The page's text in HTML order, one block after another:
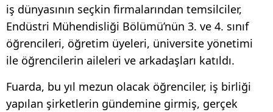
iş dünyasının seçkin firmalarından temsilciler,
Endüstri Mühendisliği Bölümü’nün 3. ve 4. sınıf
öğrencileri, öğretim üyeleri, üniversite yönetimi
ile öğrencilerin aileleri ve arkadaşları katıldı.
Fuarda, bu yıl mezun olacak öğrenciler, iş birliği
yapılan şirketlerin gündemine girmiş, gerçek